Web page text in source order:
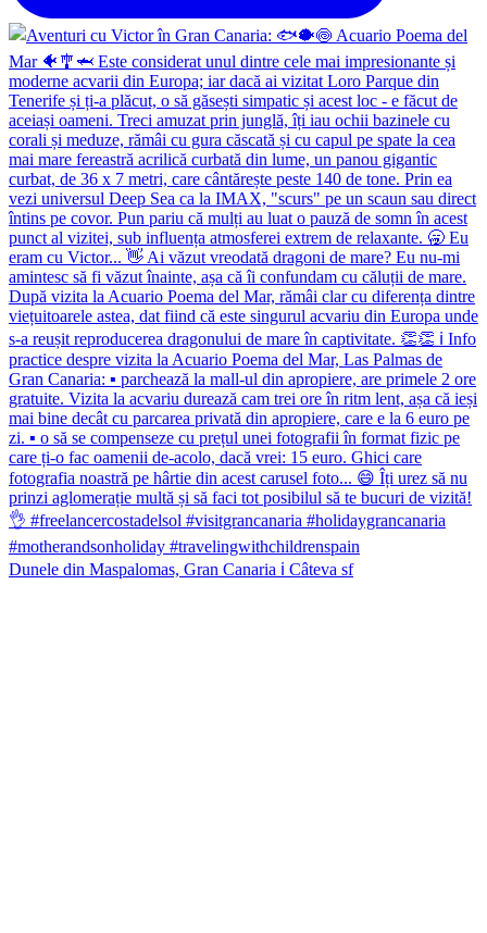
Dunele din Maspalomas, Gran Canaria ℹ️ Câteva sf